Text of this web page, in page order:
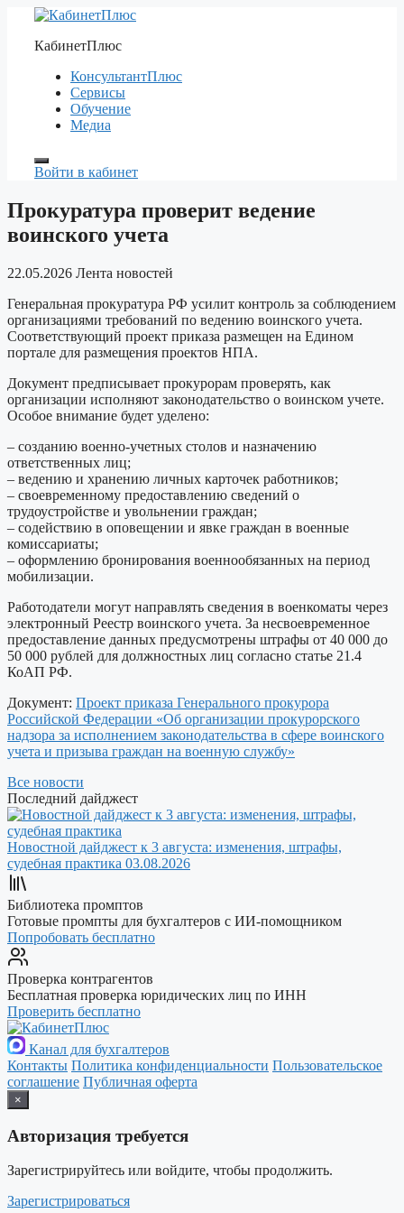
Перейти
содержимому
КабинетПлюс
КонсультантПлюс
Сервисы
Обучение
Медиа
Войти в кабинет
Прокуратура проверит ведение
воинского учета
22.05.2026 Лента новостей
Генеральная прокуратура РФ усилит контроль за соблюдением
организациями требований по ведению воинского учета.
Соответствующий проект приказа размещен на Едином
портале для размещения проектов НПА.
Документ предписывает прокурорам проверять, как
организации исполняют законодательство о воинском учете.
Особое внимание будет уделено:
– созданию военно-учетных столов и назначению
ответственных лиц;
– ведению и хранению личных карточек работников;
– своевременному предоставлению сведений о
трудоустройстве и увольнении граждан;
– содействию в оповещении и явке граждан в военные
комиссариаты;
– оформлению бронирования военнообязанных на период
мобилизации.
Работодатели могут направлять сведения в военкоматы через
электронный Реестр воинского учета. За несвоевременное
предоставление данных предусмотрены штрафы от 40 000 до
50 000 рублей для должностных лиц согласно статье 21.4
КоАП РФ.
Документ: Проект приказа Генерального прокурора
Российской Федерации «Об организации прокурорского
надзора за исполнением законодательства в сфере воинского
учета и призыва граждан на военную службу»
Все новости
Последний дайджест
Новостной дайджест к 3 августа: изменения, штрафы,
судебная практика 03.08.2026
Библиотека промптов
Готовые промпты для бухгалтеров с ИИ-помощником
Попробовать бесплатно
Проверка контрагентов
Бесплатная проверка юридических лиц по ИНН
Проверить бесплатно
Канал для бухгалтеров
Контакты Политика конфиденциальности Пользовательское
соглашение Публичная оферта
×
Авторизация требуется
Зарегистрируйтесь или войдите, чтобы продолжить.
Зарегистрироваться